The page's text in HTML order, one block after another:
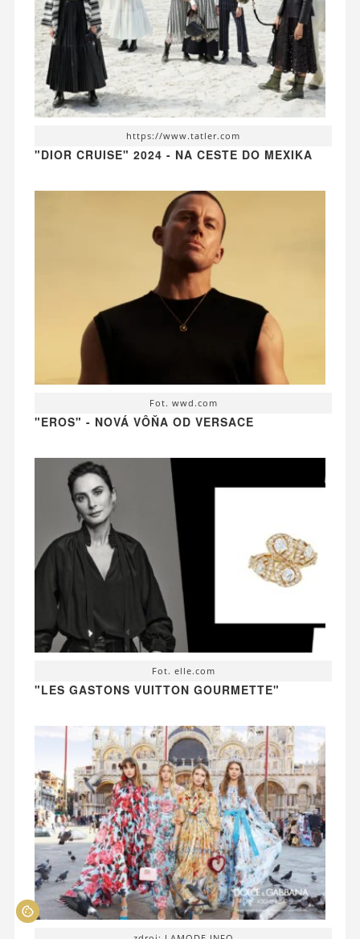
https://www.tatler.com
"DIOR CRUISE" 2024 - NA CESTE DO MEXIKA
Fot. wwd.com
"EROS" - NOVÁ VÔŇA OD VERSACE
Fot. elle.com
"LES GASTONS VUITTON GOURMETTE"